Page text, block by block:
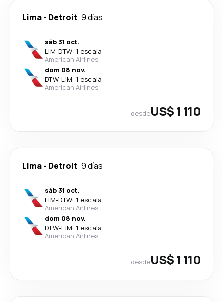
Lima- Detroit 9 días
sáb 31 oct.
LIM-DTW· 1 escala
American Airlines
dom 08 nov.
DTW-LIM· 1 escala
American Airlines
desdeUS$ 1 110
Lima- Detroit 9 días
sáb 31 oct.
LIM-DTW· 1 escala
American Airlines
dom 08 nov.
DTW-LIM· 1 escala
American Airlines
desdeUS$ 1 110